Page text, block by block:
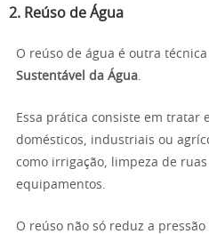
2. Reúso de Água
O reúso de água é outra
Sustentável da Água.
Essa prática consiste em tratar
domésticos, industriais ou
como irrigação, limpeza de
equipamentos.
O reúso não só reduz a